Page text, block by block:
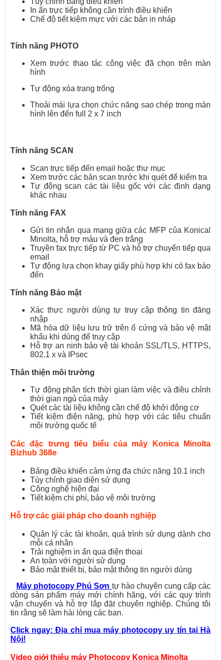
In ấn trực tiếp không cần trình điều khiển
Chế độ tiết kiệm mực với các bản in nháp
Tính năng PHOTO
Xem trước thao tác công việc đã chọn trên màn
hình
Tự động xóa trang trống
Thoải mái lựa chọn chức năng sao chép trong màn
hình lên đến full 2 x 7 inch
Tính năng SCAN
Scan trực tiếp đến email hoặc thư mục
Xem trước các bản scan trước khi quét để kiểm tra
Tự động scan các tài liệu gốc với các định dạng
khác nhau
Tính năng FAX
Gửi tin nhắn qua mạng giữa các MFP của Konical
Minolta, hỗ trợ màu và đen trắng
Truyền fax trực tiếp từ PC và hỗ trợ chuyển tiếp qua
email
Tự động lựa chọn khay giấy phù hợp khi có fax báo
đến
Tính năng Bảo mật
Xác thực người dùng tự truy cập thông tin đăng
nhập
Mã hóa dữ liệu lưu trữ trên ổ cứng và bảo vệ mật
khẩu khi dùng để truy cập
Hỗ trợ an ninh bảo vệ tài khoản SSL/TLS, HTTPS,
802.1 x và IPsec
Thân thiện môi trường
Tự động phân tích thời gian làm việc và điều chỉnh
thời gian ngủ của máy
Quét các tài liệu không cần chế độ khởi động cơ
Tiết kiệm điện năng, phù hợp với các tiêu chuẩn
môi trường quốc tế
Các đặc trưng tiêu biểu của máy Konica Minolta
Bizhub 368e
Bảng điều khiển cảm ứng đa chức năng 10.1 inch
Tùy chỉnh giao diện sử dụng
Công nghệ hiện đại
Tiết kiệm chi phí, bảo vệ môi trường
Hỗ trợ các giải pháp cho doanh nghiệp
Quản lý các tài khoản, quá trình sử dụng dành cho
mỗi cá nhân
Trải nghiệm in ấn qua điện thoại
An toàn với người sử dụng
Bảo mật thiết bị, bảo mật thông tin người dùng
Máy photocopy Phú Sơn tự hào chuyên cung cấp các
dòng sản phẩm máy mới chính hãng, với các quy trình
vận chuyển và hỗ trợ lắp đặt chuyên nghiệp. Chúng tôi
tin rằng sẽ làm hài lòng các bạn.
Click ngay: Địa chỉ mua máy photocopy uy tín tại Hà
Nội!
Video giới thiệu máy Photocopy Konica Minolta